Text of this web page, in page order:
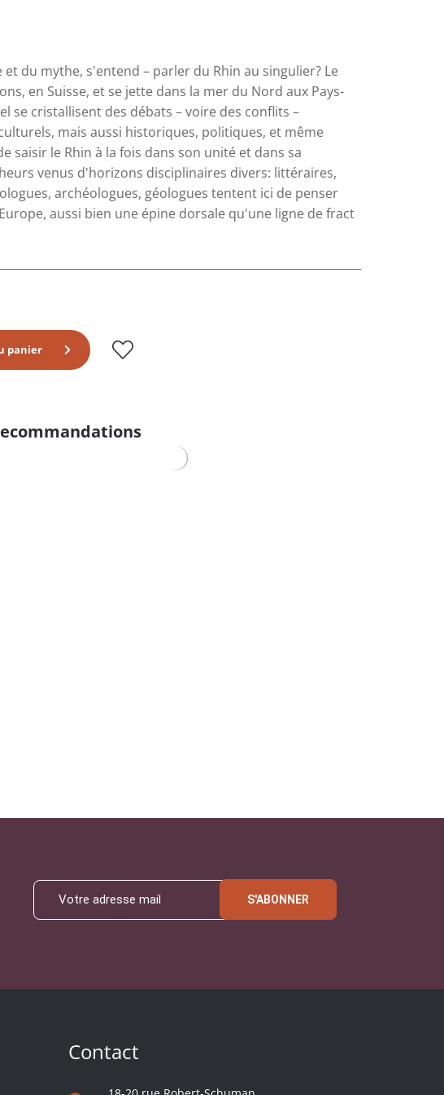
du mythe, s'entend – parler du Rhin au singulier? Le
en Suisse, et se jette dans la mer du Nord aux Pays-
se cristallisent des débats – voire des conflits –
mais aussi historiques, politiques, et même
saisir le Rhin à la fois dans son unité et dans sa
venus d'horizons disciplinaires divers: littéraires,
archéologues, géologues tentent ici de penser
aussi bien une épine dorsale qu'une ligne de fract
panier
S'ABONNER
Contact